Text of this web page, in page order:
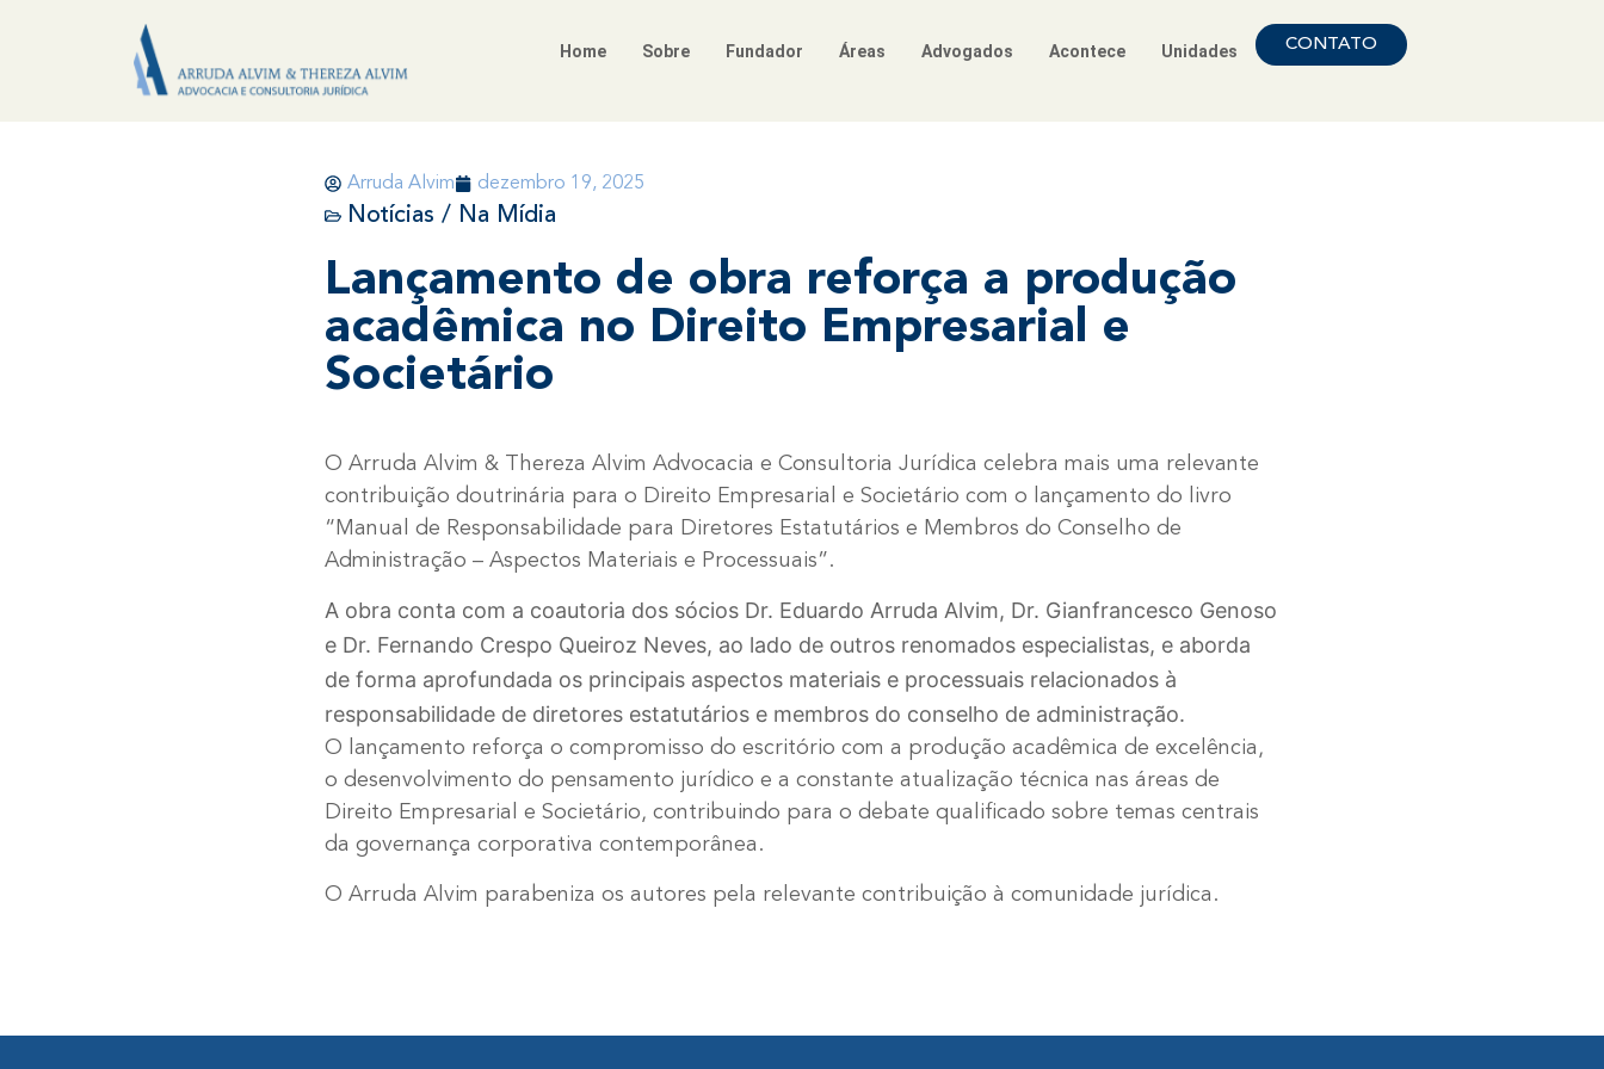
Home Sobre Fundador Áreas Advogados Acontece Unidades CONTATO
Arruda Alvim dezembro 19, 2025
Notícias / Na Mídia
Lançamento de obra reforça a produção
acadêmica no Direito Empresarial e
Societário
O Arruda Alvim & Thereza Alvim Advocacia e Consultoria Jurídica celebra mais uma relevante
contribuição doutrinária para o Direito Empresarial e Societário com o lançamento do livro
“Manual de Responsabilidade para Diretores Estatutários e Membros do Conselho de
Administração – Aspectos Materiais e Processuais”.
A obra conta com a coautoria dos sócios Dr. Eduardo Arruda Alvim, Dr. Gianfrancesco Genoso
e Dr. Fernando Crespo Queiroz Neves, ao lado de outros renomados especialistas, e aborda
de forma aprofundada os principais aspectos materiais e processuais relacionados à
responsabilidade de diretores estatutários e membros do conselho de administração.
O lançamento reforça o compromisso do escritório com a produção acadêmica de excelência,
o desenvolvimento do pensamento jurídico e a constante atualização técnica nas áreas de
Direito Empresarial e Societário, contribuindo para o debate qualificado sobre temas centrais
da governança corporativa contemporânea.
O Arruda Alvim parabeniza os autores pela relevante contribuição à comunidade jurídica.